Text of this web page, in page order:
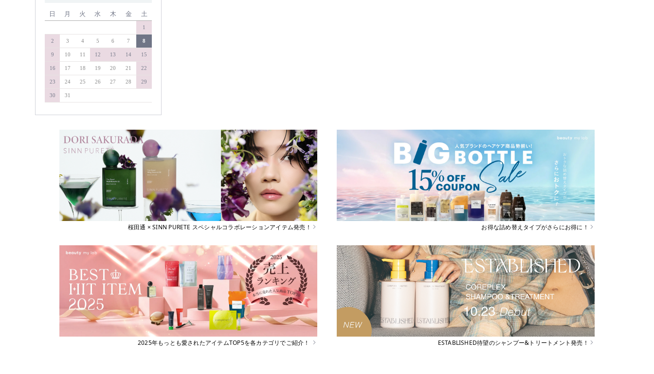
ストレーニア
タマリス
タングルティーザー
ダイソン
ディアテック
デミコスメティクス
デルマドール
NAKAGAWA
NAKAMA-Lab
ナプラ
ピアセラボ
ビーファースト
ビューティーマイラボ
フィヨーレコスメティクス
フェスティノ
ブライト
フローリストジャパン
ホーユー
アンドウェイビー
&WAVEY
YELLNESS
イロノワ
IRONOWA
ヴァリジョア
ウェーボ ジュカーラ
ウルティア
エイジア
エヴィ
エクスフリーク
エコウイン
エスタブリッシュ
ESTABLISHED
エックストリートメント
X TREATMENT
エムビーエフエフ
エルジューダ
エレクトロン
日 月 火 水 木 金 土
1
2 3 4 5 6 7 8
9 10 11 12 13 14 15
16 17 18 19 20 21 22
23 24 25 26 27 28 29
30 31
桜田通 × SINN PURETE スペシャルコラボレーションアイテム発売！ お得な詰め替えタイプがさらにお得に！
2025年もっとも愛されたアイテムTOP5を各カテゴリでご紹介！ ESTABLISHED待望のシャンプー&トリートメント発売！